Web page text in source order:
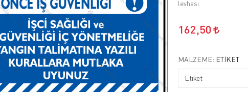
levhası
162,50
MALZEME: ETIKET